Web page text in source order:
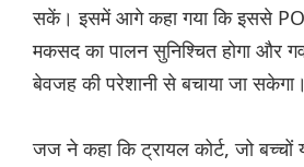
सकें। इसमें आगे कहा गया कि इससे
मकसद का पालन सुनिश्चित होगा और
बेवजह की परेशानी से बचाया जा सकेगा।
जज ने कहा कि ट्रायल कोर्ट, जो बच्चों